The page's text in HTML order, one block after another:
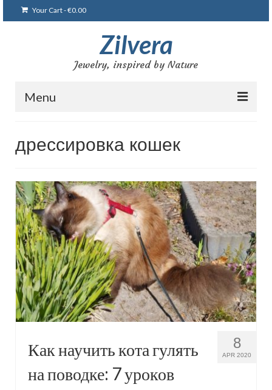
Your Cart-€0.00
Zilvera
Jewelry, inspired by Nature
Menu
Shop
Blog
Gallery
Bracelets
Brooches and pins
Сat jewellery
Earrings
Rings
Sea jewellery
дрессировка кошек
8
APR 2020
Как научить кота гулять
на поводке: 7 уроков